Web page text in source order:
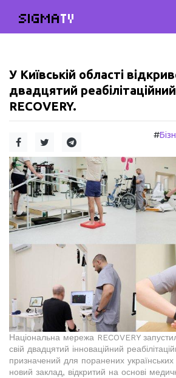
SIGMATV
У Київській області
двадцятий
RECOVERY.
#
Національна мережа RECOVERY
свій двадцятий інноваційний
призначений для поранених українських
новий заклад, відкритий на основі